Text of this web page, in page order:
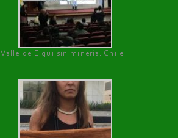
Valle de Elqui sin minería. Chile